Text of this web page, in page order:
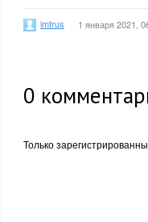
imtrus 1 января 2021,
0
Только